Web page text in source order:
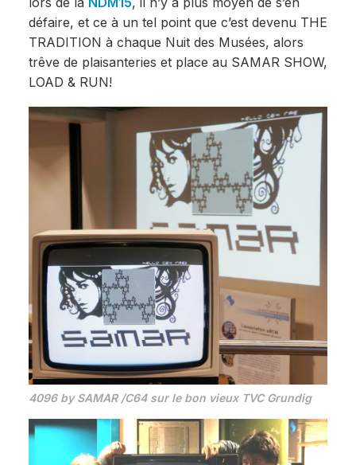
défaire, et ce à un tel point que c’est devenu THE
TRADITION à chaque Nuit des Musées, alors
trêve de plaisanteries et place au SAMAR SHOW,
LOAD & RUN!
4096 by SAMAR /C64 sur le bon vieux TVC Grundig